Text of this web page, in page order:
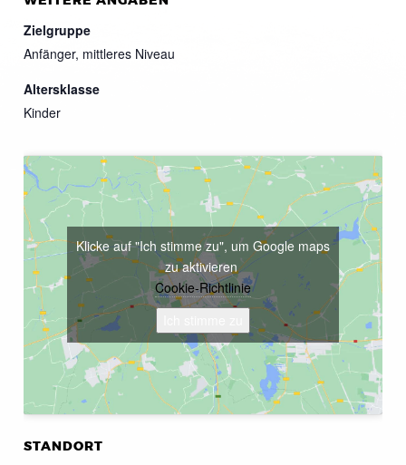
Zielgruppe
Anfänger, mittleres Niveau
Altersklasse
Kinder
STANDORT
Klicke auf "Ich stimme zu", um Google maps
zu aktivieren
Cookie-Richtlinie